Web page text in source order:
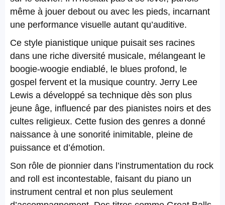
même à jouer debout ou avec les pieds, incarnant
une performance visuelle autant qu’auditive.
Ce style pianistique unique puisait ses racines
dans une riche diversité musicale, mélangeant le
boogie-woogie endiablé, le blues profond, le
gospel fervent et la musique country. Jerry Lee
Lewis a développé sa technique dès son plus
jeune âge, influencé par des pianistes noirs et des
cultes religieux. Cette fusion des genres a donné
naissance à une sonorité inimitable, pleine de
puissance et d’émotion.
Son rôle de pionnier dans l’instrumentation du rock
and roll est incontestable, faisant du piano un
instrument central et non plus seulement